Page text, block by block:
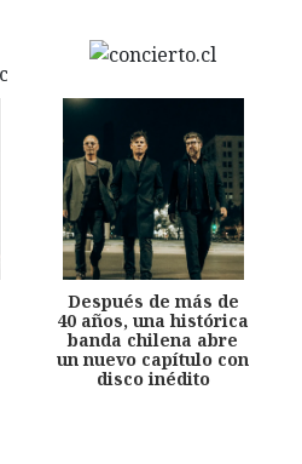
Después de más de
40 años, una histórica
banda chilena abre
un nuevo capítulo con
disco inédito